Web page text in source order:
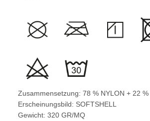
Zusammensetzung: 78 % NYLON + 22 %
Erscheinungsbild: SOFTSHELL
Gewicht: 320 GR/MQ